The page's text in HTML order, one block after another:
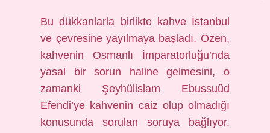
Bu dükkanlarla birlikte kahve İstanbul
ve çevresine yayılmaya başladı. Özen,
kahvenin Osmanlı İmparatorluğu’nda
yasal bir sorun haline gelmesini, o
zamanki Şeyhülislam Ebussuûd
Efendi’ye kahvenin caiz olup olmadığı
konusunda sorulan soruya bağlıyor.